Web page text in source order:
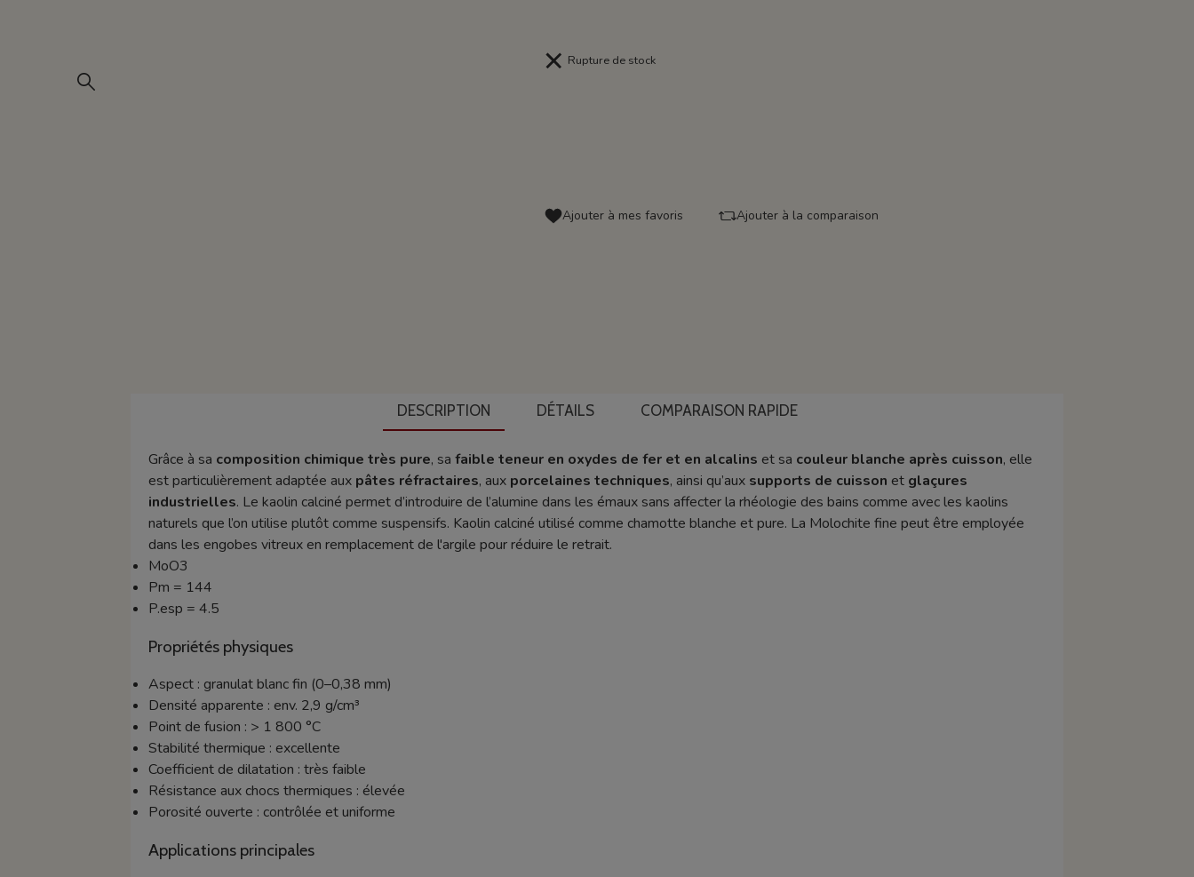
Rupture de stock
Ajouter à mes favoris Ajouter à la comparaison
DESCRIPTION DÉTAILS COMPARAISON RAPIDE
Grâce à sa composition chimique très pure, sa faible teneur en oxydes de fer et en alcalins et sa couleur blanche après cuisson, elle
est particulièrement adaptée aux pâtes réfractaires, aux porcelaines techniques, ainsi qu’aux supports de cuisson et glaçures
industrielles. Le kaolin calciné permet d’introduire de l’alumine dans les émaux sans affecter la rhéologie des bains comme avec les kaolins
naturels que l’on utilise plutôt comme suspensifs. Kaolin calciné utilisé comme chamotte blanche et pure. La Molochite fine peut être employée
dans les engobes vitreux en remplacement de l'argile pour réduire le retrait.
MoO3
Pm = 144
P.esp = 4.5
Propriétés physiques
Aspect : granulat blanc fin (0–0,38 mm)
Densité apparente : env. 2,9 g/cm³
Point de fusion : > 1 800 °C
Stabilité thermique : excellente
Coefficient de dilatation : très faible
Résistance aux chocs thermiques : élevée
Porosité ouverte : contrôlée et uniforme
Applications principales